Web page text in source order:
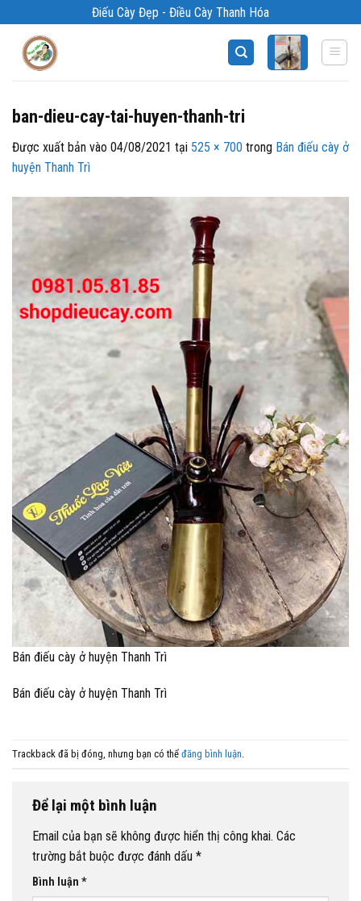
qua
Điếu Cày Đẹp - Điều Cày Thanh Hóa
ban-dieu-cay-tai-huyen-thanh-tri
Được xuất bản vào 04/08/2021 tại 525 × 700 trong Bán điếu cày ở
huyện Thanh Trì
Bán điếu cày ở huyện Thanh Trì
Bán điếu cày ở huyện Thanh Trì
Trackback đã bị đóng, nhưng bạn có thể đăng bình luận
Để lại một bình luận
Email của bạn sẽ không được hiển thị công khai. Các
trường bắt buộc được đánh dấu *
Bình luận *